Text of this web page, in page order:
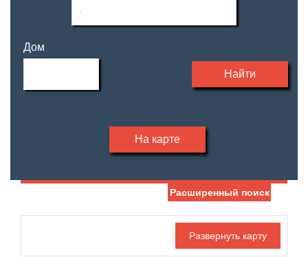
Дом
Найти
На карте
Жилая площадь
—
Площадь кухни
Расширенный поиск